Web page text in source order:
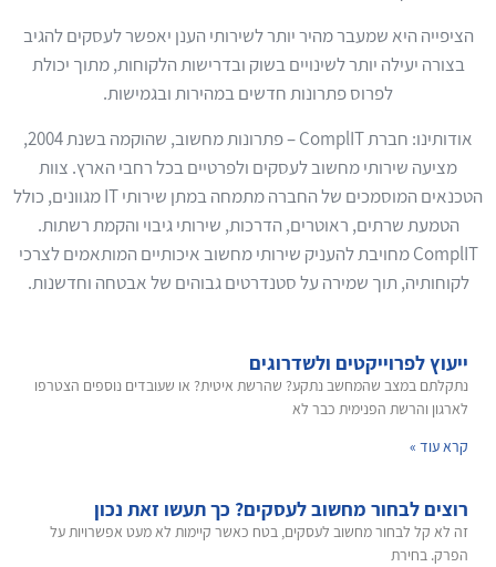
הציפייה היא שמעבר מהיר יותר לשירותי הענן יאפשר לעסקים להגיב
בצורה יעילה יותר לשינויים בשוק ובדרישות הלקוחות, מתוך יכולת
לפרוס פתרונות חדשים במהירות ובגמישות.
אודותינו: חברת ComplIT – פתרונות מחשוב, שהוקמה בשנת 2004,
מציעה שירותי מחשוב לעסקים ולפרטיים בכל רחבי הארץ. צוות
הטכנאים המוסמכים של החברה מתמחה במתן שירותי IT מגוונים, כולל
הטמעת שרתים, ראוטרים, הדרכות, שירותי גיבוי והקמת רשתות.
ComplIT מחויבת להעניק שירותי מחשוב איכותיים המותאמים לצרכי
לקוחותיה, תוך שמירה על סטנדרטים גבוהים של אבטחה וחדשנות.
ייעוץ לפרוייקטים ולשדרוגים
נתקלתם במצב שהמחשב נתקע? שהרשת איטית? או שעובדים נוספים הצטרפו
לארגון והרשת הפנימית כבר לא
קרא עוד »
רוצים לבחור מחשוב לעסקים? כך תעשו זאת נכון
זה לא קל לבחור מחשוב לעסקים, בטח כאשר קיימות לא מעט אפשרויות על
הפרק. בחירת